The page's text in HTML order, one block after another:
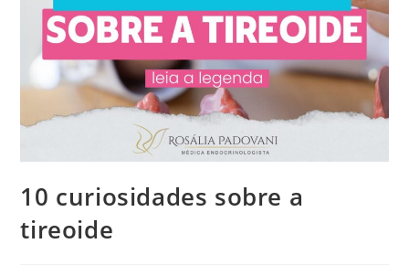
10 curiosidades sobre a
tireoide